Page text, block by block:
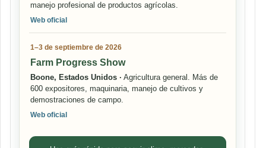
manejo profesional de productos agrícolas.
Web oficial
1–3 de septiembre de 2026
Farm Progress Show
Boone, Estados Unidos · Agricultura general. Más de
600 expositores, maquinaria, manejo de cultivos y
demostraciones de campo.
Web oficial